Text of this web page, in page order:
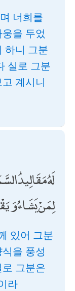
너희를
을 두었
하니 그분
실로 그분
계시니
لَهُ مَقَالِيدُ
لِمَنْ يَشَاءُ
있어 그분
을 풍성
그분은
라